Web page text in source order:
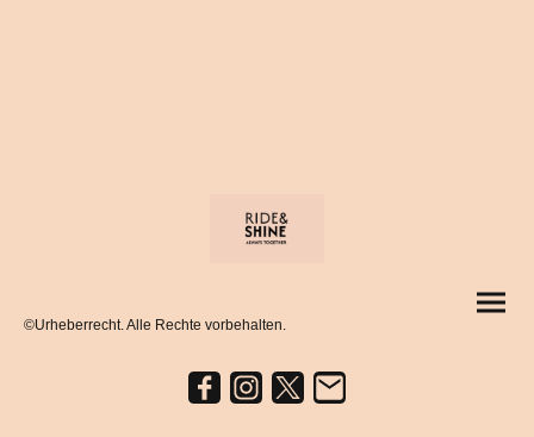
©Urheberrecht. Alle Rechte vorbehalten.